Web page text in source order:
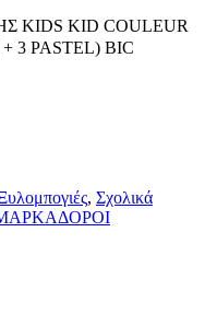
KIDS KID COULEUR
3 PASTEL) BIC
, Σχολικά